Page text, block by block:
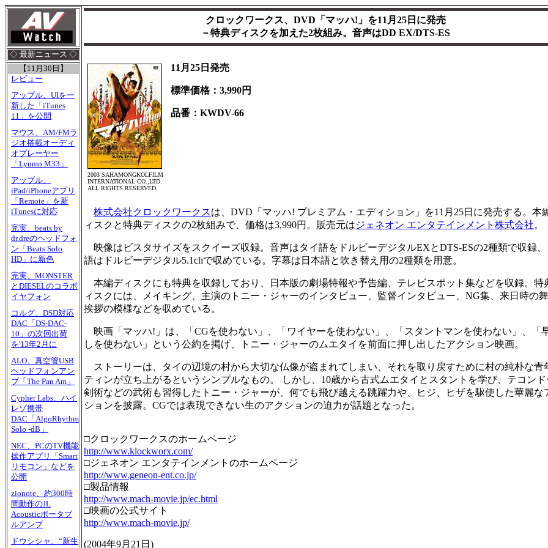
◇ 最新ニュース ◇
【11月30日】
レビュー
アップル、UIを一
新した「iTunes
11」を公開
マウス、AM/FMラ
ジオ搭載オーディ
オプレーヤー
「Lyumo M33」
アップル、
iPad/iPhoneアプリ
「Remote」を新
iTunesに対応
完実、beats by
dr.dreのヘッドフォ
ン「Beats Solo
HD」に新色
完実、MONSTER
とDIESELのコラボ
イヤフォン
コルグ、DSD対応
DAC「DS-DAC-
10」の次回出荷
を'13年2月に
ALO、真空管USB
ヘッドフォンアン
プ「The Pan Am」
Cypher Labs、ハイ
レゾ携帯
DAC「AlgoRhythm
Solo -dB」
NEC、PCのTV機能
操作アプリ「Smart
リモコン」などを
公開
zionote、約300時
間動作のJL
Acousticポータブ
ルアンプ
ドウシシャ、“新生
クロックワークス、DVD「マッハ!」を11月25日に発売
－特典ディスクを加えた2枚組み。音声はDD EX/DTS-ES
2003 SAHAMONGKOLFILM
INTERNATIONAL CO.,LTD.
ALL RIGHTS RESERVED.
11月25日発売
標準価格：3,990円
品番：KWDV-66
株式会社クロックワークスは、DVD「マッハ! プレミアム・エディション」を11月25日に発売する。本
ィスクと特典ディスクの2枚組みで、価格は3,990円。販売元はジェネオン エンタテインメント株式会社。
映像はビスタサイズをスクイーズ収録。音声はタイ語をドルビーデジタルEXとDTS-ESの2種類で収録
語はドルビーデジタル5.1chで収めている。字幕は日本語と吹き替え用の2種類を用意。
本編ディスクにも特典を収録しており、日本版の劇場特報や予告編、テレビスポット集などを収録。特
ィスクには、メイキング、主演のトニー・ジャーのインタビュー、監督インタビュー、NG集、来日時の
挨拶の模様などを収めている。
映画「マッハ!」は、「CGを使わない」、「ワイヤーを使わない」、「スタントマンを使わない」、「
しを使わない」という公約を掲げ、トニー・ジャーのムエタイを前面に押し出したアクション映画。
ストーリーは、タイの辺境の村から大切な仏像が盗まれてしまい、それを取り戻すために村の純朴な青
ティンが立ち上がるというシンプルなもの。 しかし、10歳から古式ムエタイとスタントを学び、テコン
剣術などの武術も習得したトニー・ジャーが、何でも飛び越える跳躍力や、ヒジ、ヒザを駆使した華麗な
ションを披露。CGでは表現できない生のアクションの迫力が話題となった。
□クロックワークスのホームページ
http://www.klockworx.com/
□ジェネオン エンタテインメントのホームページ
http://www.geneon-ent.co.jp/
□製品情報
http://www.mach-movie.jp/ec.html
□映画の公式サイト
http://www.mach-movie.jp/
(2004年9月21日 )